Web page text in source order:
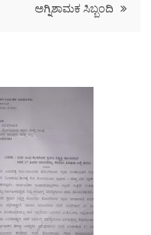
ಅಗ್ನಿಶಾಮಕ ಸಿಬ್ಬಂದಿ